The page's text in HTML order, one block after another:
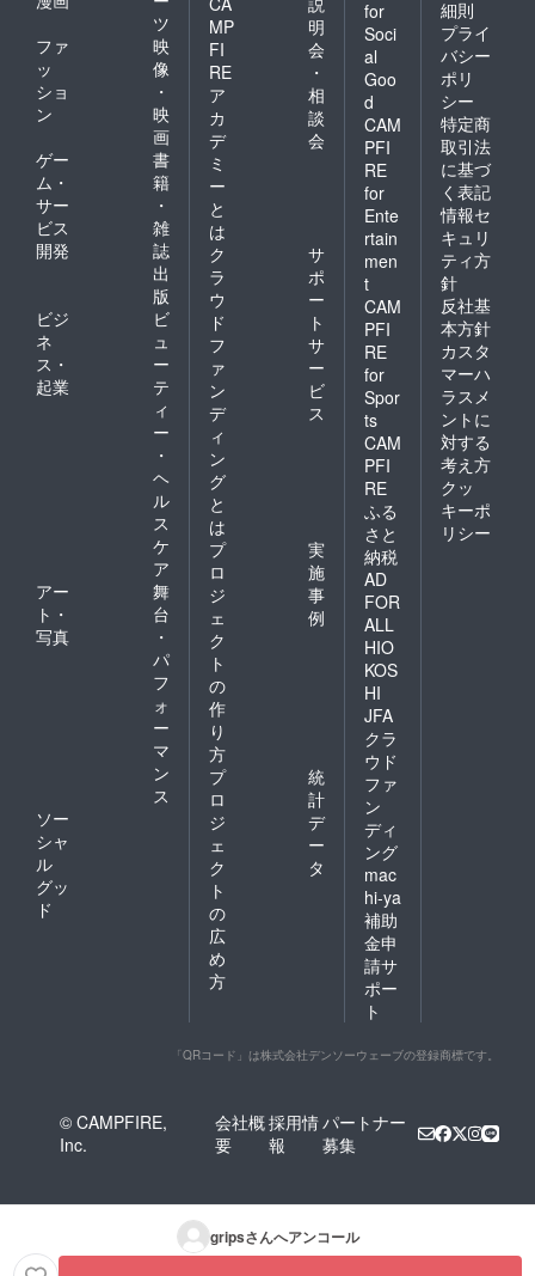
ツ
ファ
ッ
ショ
ン
映
像
・
映
画
ゲー
ム・
サー
ビス
開発
書
籍
・
雑
誌
出
版
ビジ
ネ
ス・
起業
ビ
ュ
ー
テ
ィ
ー
・
ヘ
ル
ス
ケ
ア
アー
ト・
写真
舞
台
・
パ
フ
ォ
ー
マ
ン
ス
ソー
シャ
ル
グッ
ド
MP
FI
RE
ア
カ
デ
ミ
ー
と
は
明
会
・
相
談
会
ク
ラ
ウ
ド
フ
ァ
ン
デ
ィ
ン
グ
と
は
サ
ポ
ー
ト
サ
ー
ビ
ス
プ
ロ
ジ
ェ
ク
ト
の
作
り
方
実
施
事
例
プ
ロ
ジ
ェ
ク
ト
の
広
め
方
統
計
デ
ー
タ
for
Soci
al
Goo
d
CAM
PFI
RE
for
Ente
rtain
men
t
CAM
PFI
RE
for
Spor
ts
CAM
PFI
RE
ふる
さと
納税
AD
FOR
ALL
HIO
KOS
HI
JFA
クラ
ウド
ファ
ン
ディ
ング
mac
hi-ya
補助
金申
請サ
ポー
ト
細則
プライ
バシー
ポリ
シー
特定商
取引法
に基づ
く表記
情報セ
キュリ
ティ方
針
反社基
本方針
カスタ
マーハ
ラスメ
ントに
対する
考え方
クッ
キーポ
リシー
「QRコード」は株式会社デンソーウェーブの登録商標です。
© CAMPFIRE,
Inc.
会社概
要
採用情
報
パートナー
募集
gripsさんへアンコール